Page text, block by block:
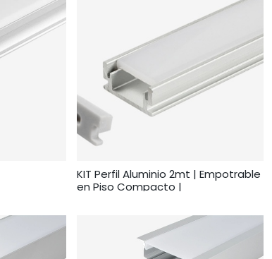
KIT Perfil Aluminio 2mt | Empotrable
en Piso Compacto |